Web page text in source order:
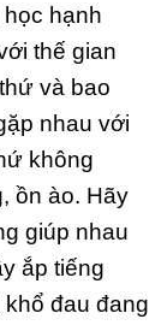
hạnh
thế gian
và bao
nhau với
không
ồn ào. Hãy
giúp nhau
ắp tiếng
đau đang